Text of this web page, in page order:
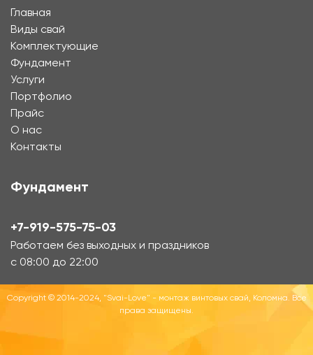
Главная
Виды свай
Комплектующие
Фундамент
Услуги
Портфолио
Прайс
О нас
Контакты
Фундамент
+7-919-575-75-03
Работаем без выходных и праздников
с 08:00 до 22:00
Copyright © 2014-2024, "Svai-Love" - монтаж винтовых свай, Коломна. Все
права защищены.